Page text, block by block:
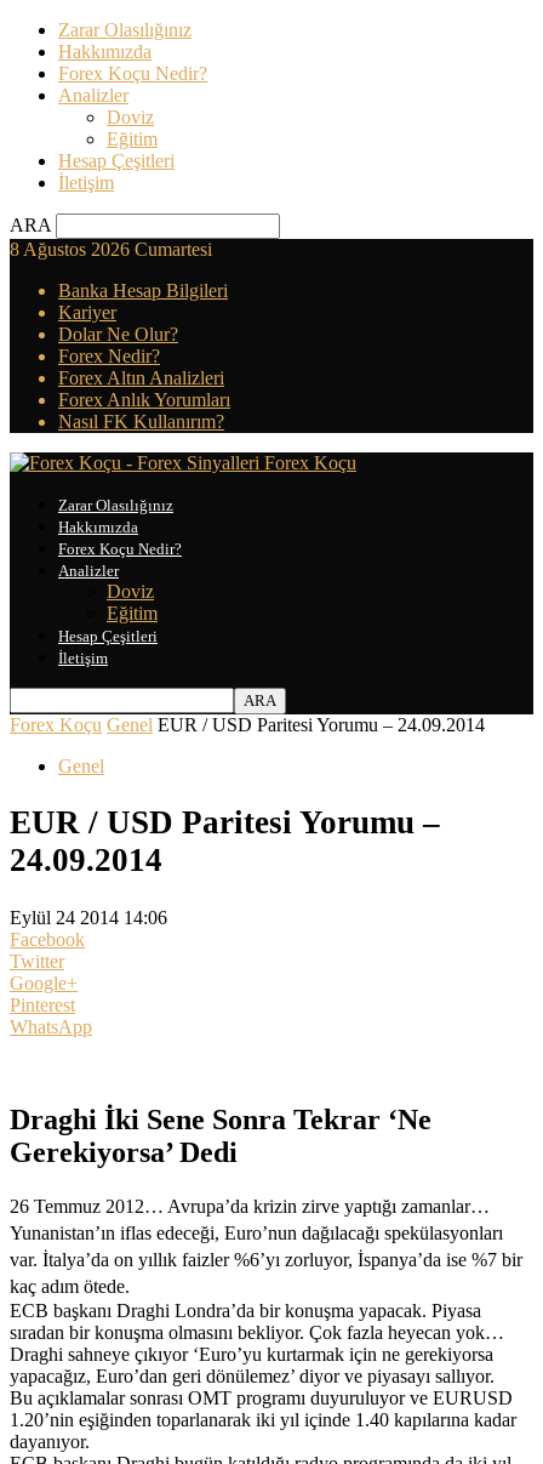
Zarar Olasılığınız
Hakkımızda
Forex Koçu Nedir?
Analizler
Doviz
Eğitim
Hesap Çeşitleri
İletişim
ARA
8 Ağustos 2026 Cumartesi
Banka Hesap Bilgileri
Kariyer
Dolar Ne Olur?
Forex Nedir?
Forex Altın Analizleri
Forex Anlık Yorumları
Nasıl FK Kullanırım?
Forex Koçu
Zarar Olasılığınız
Hakkımızda
Forex Koçu Nedir?
Analizler
Doviz
Eğitim
Hesap Çeşitleri
İletişim
Forex Koçu Genel EUR / USD Paritesi Yorumu – 24.09.2014
Genel
EUR / USD Paritesi Yorumu –
24.09.2014
Eylül 24 2014 14:06
Facebook
Twitter
Google+
Pinterest
WhatsApp
Draghi İki Sene Sonra Tekrar ‘Ne
Gerekiyorsa’ Dedi
26 Temmuz 2012… Avrupa’da krizin zirve yaptığı zamanlar…
Yunanistan’ın iflas edeceği, Euro’nun dağılacağı spekülasyonları
var. İtalya’da on yıllık faizler %6’yı zorluyor, İspanya’da ise %7 bir
kaç adım ötede.
ECB başkanı Draghi Londra’da bir konuşma yapacak. Piyasa
sıradan bir konuşma olmasını bekliyor. Çok fazla heyecan yok…
Draghi sahneye çıkıyor ‘Euro’yu kurtarmak için ne gerekiyorsa
yapacağız, Euro’dan geri dönülemez’ diyor ve piyasayı sallıyor.
Bu açıklamalar sonrası OMT programı duyuruluyor ve EURUSD
1.20’nin eşiğinden toparlanarak iki yıl içinde 1.40 kapılarına kadar
dayanıyor.